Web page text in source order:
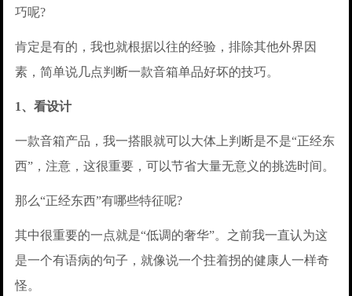
巧呢?
肯定是有的，我也就根据以往的经验，排除其他外界因
素，简单说几点判断一款音箱单品好坏的技巧。
1、看设计
一款音箱产品，我一搭眼就可以大体上判断是不是“正经东
西”，注意，这很重要，可以节省大量无意义的挑选时间。
那么“正经东西”有哪些特征呢?
其中很重要的一点就是“低调的奢华”。之前我一直认为这
是一个有语病的句子，就像说一个拄着拐的健康人一样奇
怪。